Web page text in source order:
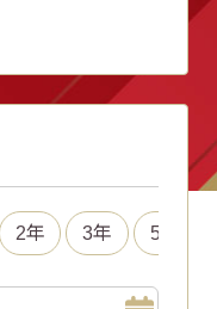
2年 3年 5年